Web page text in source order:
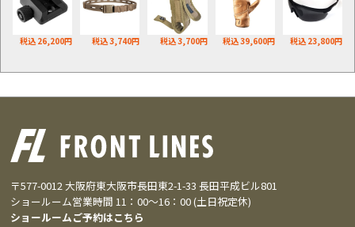
税込 26,200円 税込 3,740円 税込 3,700円 税込 39,600円 税込 23,800円
〒577-0012 大阪府東大阪市長田東2-1-33 長田平成ビル801
ショールーム営業時間 11：00～16：00 (土日祝定休)
ショールームご予約はこちら